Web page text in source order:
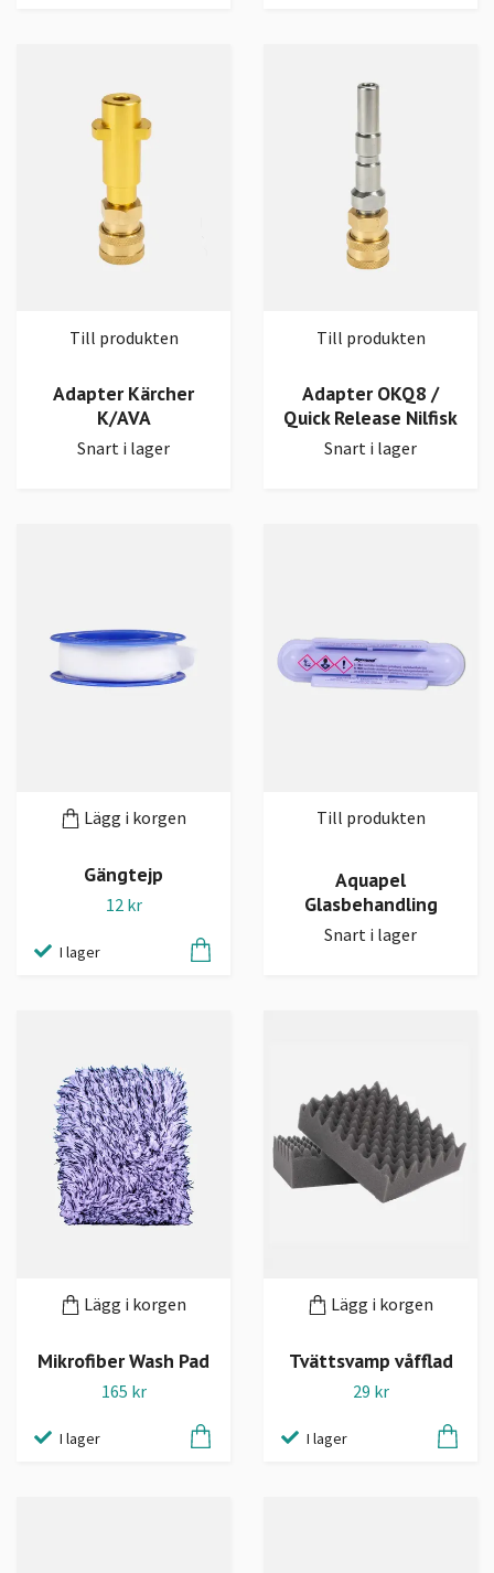
Till produkten
Adapter Kärcher
K/AVA
Snart i lager
Till produkten
Adapter OKQ8 /
Quick Release Nilfisk
Snart i lager
Lägg i korgen
Gängtejp
12 kr
I lager
Till produkten
Aquapel
Glasbehandling
Snart i lager
Lägg i korgen
Mikrofiber Wash Pad
165 kr
I lager
Lägg i korgen
Tvättsvamp våfflad
29 kr
I lager